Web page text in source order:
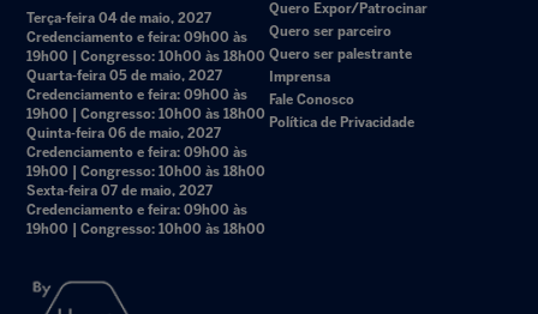
Terça-feira 04 de maio, 2027
Credenciamento e feira: 09h00 às
19h00 | Congresso: 10h00 às 18h00
Quarta-feira 05 de maio, 2027
Credenciamento e feira: 09h00 às
19h00 | Congresso: 10h00 às 18h00
Quinta-feira 06 de maio, 2027
Credenciamento e feira: 09h00 às
19h00 | Congresso: 10h00 às 18h00
Sexta-feira 07 de maio, 2027
Credenciamento e feira: 09h00 às
19h00 | Congresso: 10h00 às 18h00
Quero Expor/Patrocinar
Quero ser parceiro
Quero ser palestrante
Imprensa
Fale Conosco
Política de Privacidade